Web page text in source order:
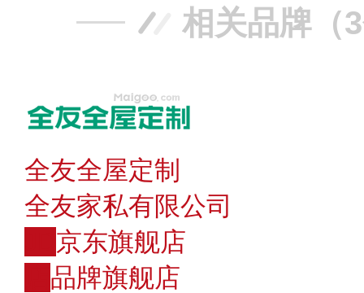
相关品牌（
全友全屋定制
全友家私有限公司
京东旗舰店
品牌旗舰店